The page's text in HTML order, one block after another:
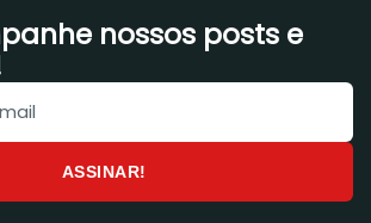
nossos posts e
ASSINAR!